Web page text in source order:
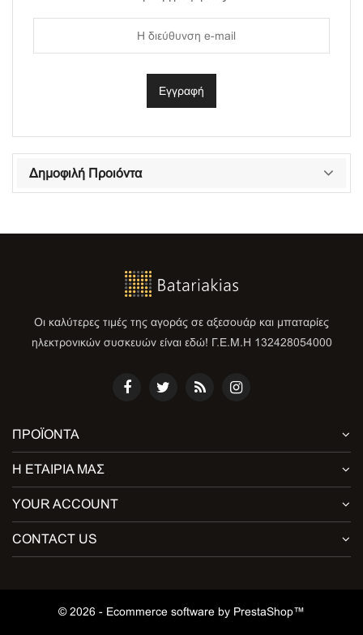
Δημοφιλή Προιόντα
Οι καλύτερες τιμές της αγοράς σε αξεσουάρ και μπαταρίες
ηλεκτρονικών συσκευών είναι εδώ! Γ.Ε.Μ.Η 132428054000
ΠΡΟΪΌΝΤΑ
Η ΕΤΑΙΡΊΑ ΜΑΣ
YOUR ACCOUNT
CONTACT US
© 2026 - Ecommerce software by PrestaShop™